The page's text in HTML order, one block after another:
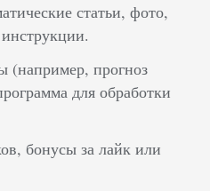
статьи, фото,
(например, прогноз
для обработки
бонусы за лайк или